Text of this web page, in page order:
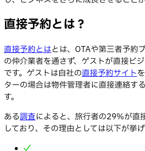
直接予約とは？
直接予約とはとは、OTAや第三者予約
の仲介業者を通さず、ゲストが直接ビ
です。ゲストは自社の直接予約サイト
ターの場合は物件管理者に直接連絡す
す。
ある調査によると、旅行者の29%が直
しており、その理由としては以下が挙